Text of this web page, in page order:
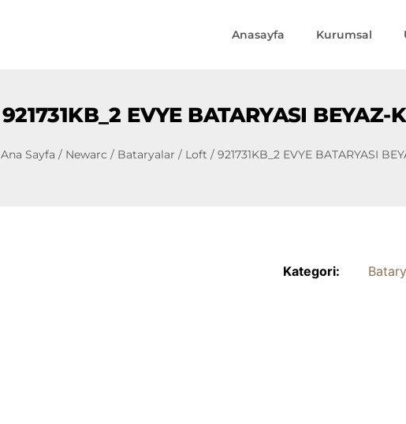
Anasayfa Kurumsal
921731KB_2 EVYE BATARYASI BEYAZ-
Ana Sayfa / Newarc / Bataryalar / Loft / 921731KB_2 EVYE BATARYASI
Kategori: